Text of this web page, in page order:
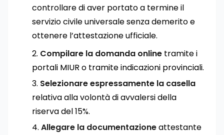
controllare di aver portato a termine il
servizio civile universale senza demerito e
ottenere l’attestazione ufficiale.
Compilare la domanda online tramite i
portali MIUR o tramite indicazioni provinciali.
Selezionare espressamente la casella
relativa alla volontà di avvalersi della
riserva del 15%.
Allegare la documentazioneattestante